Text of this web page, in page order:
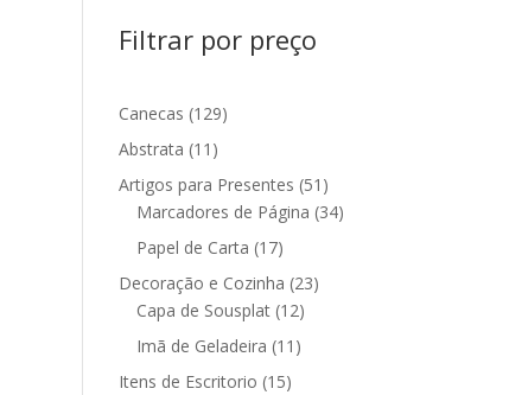
Filtrar por preço
Canecas 129129
Abstrata 11 11
produtos
Artigos para Presentes 51 51
produtos
Marcadores de Página 3434
Papel de Carta 1717
produtos
Decoração e Cozinha 2323
Capa de Sousplat 1212
produtos
Imã de Geladeira 11 11
Itens de Escritorio 1515